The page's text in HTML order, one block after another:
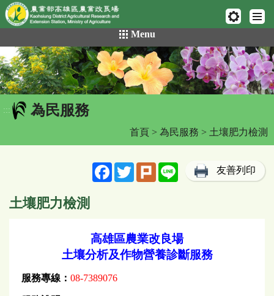
網頁置頂
到
主
要
內
容
區
Menu
::: 為民服務
首頁 > 為民服務 > 土壤肥力檢測
FacebookTwitterPlurk Line 友善列印
土壤肥力檢測
高雄區農業改良場
土壤分析及作物營養診斷服務
服務專線： 08-7389076